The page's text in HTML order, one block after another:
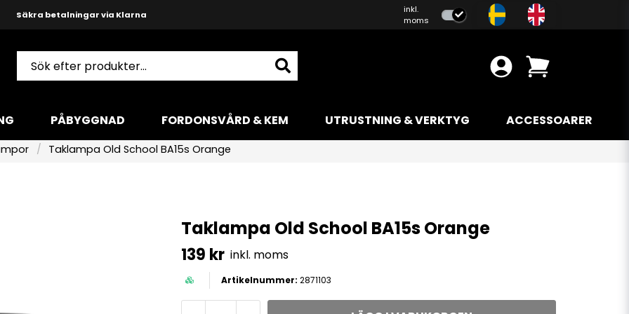
Snabba leveranser med DHL
och hjälpsam support
inkl.
moms
PÅBYGGNAD FORDONSVÅRD & KEM UTRUSTNING & VERKTYG ACCESSOARER
Taklampa Old School BA15s Orange
Taklampa Old School BA15s Orange
139 kr inkl. moms
2871103